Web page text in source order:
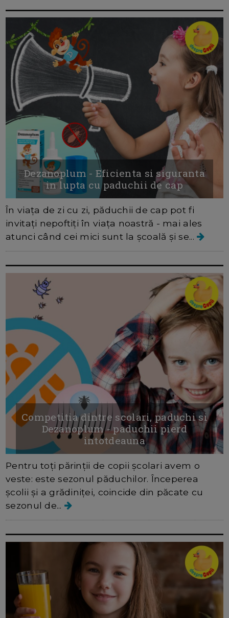
Dezanoplum - Eficienta si siguranta
in lupta cu paduchii de cap
În viața de zi cu zi, păduchii de cap pot fi
invitați nepoftiți în viața noastră - mai ales
atunci când cei mici sunt la școală și se...
Competitia dintre scolari, paduchi si
Dezanoplum - paduchii pierd
intotdeauna
Pentru toți părinții de copii școlari avem o
veste: este sezonul păduchilor. Începerea
școlii și a grădiniței, coincide din păcate cu
sezonul de...